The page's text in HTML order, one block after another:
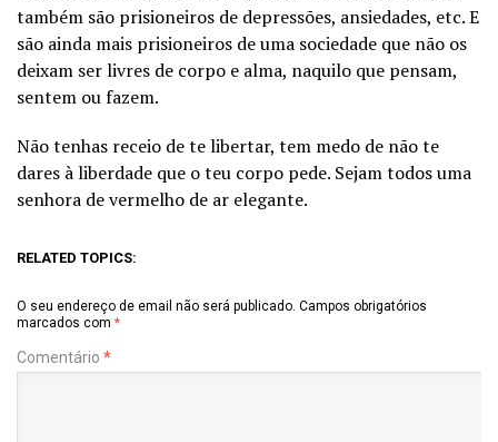
também são prisioneiros de depressões, ansiedades, etc. E
são ainda mais prisioneiros de uma sociedade que não os
deixam ser livres de corpo e alma, naquilo que pensam,
sentem ou fazem.
Não tenhas receio de te libertar, tem medo de não te
dares à liberdade que o teu corpo pede. Sejam todos uma
senhora de vermelho de ar elegante.
RELATED TOPICS:
O seu endereço de email não será publicado. Campos obrigatórios
marcados com *
Comentário *